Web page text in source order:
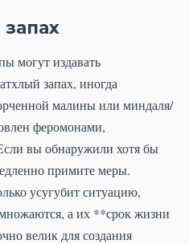
могут издавать
запах, иногда
малины или миндаля/
феромонами,
вы обнаружили хотя бы
примите меры.
усугубит ситуацию,
а их **срок жизни
велик для создания